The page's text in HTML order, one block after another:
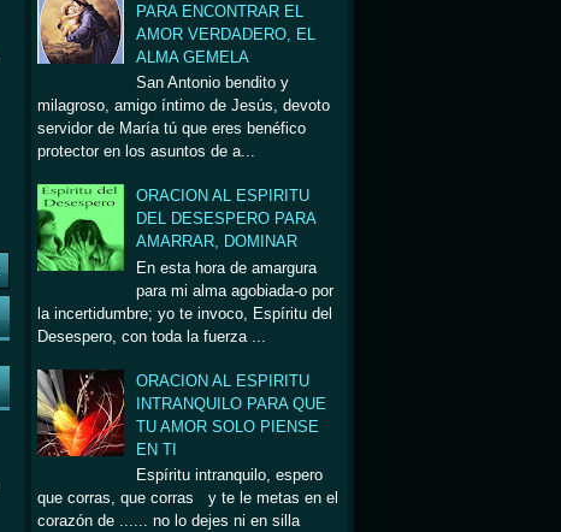
PARA ENCONTRAR EL
AMOR VERDADERO, EL
ALMA GEMELA
San Antonio bendito y
milagroso, amigo íntimo de Jesús, devoto
servidor de María tú que eres benéfico
protector en los asuntos de a...
ORACION AL ESPIRITU
DEL DESESPERO PARA
AMARRAR, DOMINAR
En esta hora de amargura
para mi alma agobiada-o por
la incertidumbre; yo te invoco, Espíritu del
Desespero, con toda la fuerza ...
ORACION AL ESPIRITU
INTRANQUILO PARA QUE
TU AMOR SOLO PIENSE
EN TI
Espíritu intranquilo, espero
que corras, que corras y te le metas en el
corazón de ...... no lo dejes ni en silla